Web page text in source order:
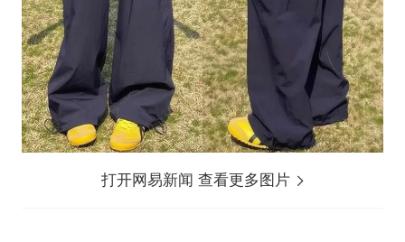
打开网易新闻 查看更多图片